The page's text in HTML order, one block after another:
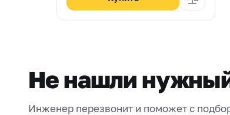
Не нашли
Инженер перезвонит и поможет с